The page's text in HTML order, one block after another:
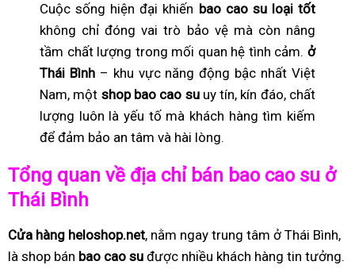
Cuộc sống hiện đại khiến bao cao su loại tốt
không chỉ đóng vai trò bảo vệ mà còn nâng
tầm chất lượng trong mối quan hệ tình cảm. ở
Thái Bình– khu vực năng động bậc nhất Việt
Nam, một shop bao cao suuy tín, kín đáo, chất
lượng luôn là yếu tố mà khách hàng tìm kiếm
để đảm bảo an tâm và hài lòng.
Tổng quan về địa chỉ bán bao cao su ở
Thái Bình
Cửa hàng heloshop.net, nằm ngay trung tâm ở Thái Bình,
là shop bán bao cao su được nhiều khách hàng tin tưởng.